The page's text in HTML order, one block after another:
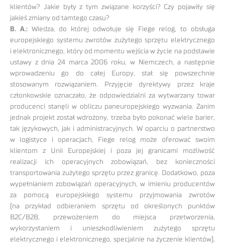
klientów? Jakie były z tym związane korzyści? Czy pojawiły się
jakieś zmiany od tamtego czasu?
B. A.:Wiedza, do której odwołuje się Fiege relog, to obsługa
europejskiego systemu zwrotów zużytego sprzętu elektrycznego
i elektronicznego, który od momentu wejścia w życie na podstawie
ustawy z dnia 24 marca 2006 roku, w Niemczech, a następnie
wprowadzeniu go do całej Europy, stał się powszechnie
stosowanym rozwiązaniem. Przyjęcie dyrektywy przez kraje
członkowskie oznaczało, że odpowiedzialni za wytwarzany towar
producenci stanęli w obliczu paneuropejskiego wyzwania. Zanim
jednak projekt został wdrożony, trzeba było pokonać wiele barier,
tak językowych, jak i administracyjnych. W oparciu o partnerstwo
w logistyce i operacjach, Fiege relog może oferować swoim
klientom z Unii Europejskiej i poza jej granicami możliwość
realizacji ich operacyjnych zobowiązań, bez konieczności
transportowania zużytego sprzętu przez granicę. Dodatkowo, poza
wypełnianiem zobowiązań operacyjnych, w imieniu producentów
za pomocą europejskiego systemu przyjmowania zwrotów
(na przykład odbieraniem sprzętu od określonych punktów
B2C/B2B, przewożeniem do miejsca przetworzenia,
wykorzystaniem i unieszkodliwieniem zużytego sprzętu
elektrycznego i elektronicznego, specjalnie na życzenie klientów),